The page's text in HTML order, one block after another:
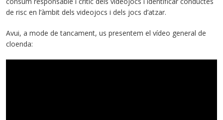
de risc en l’àmbit dels videojocs i dels jocs d’atzar.
Avui, a mode de tancament, us presentem el vídeo general de
cloenda: